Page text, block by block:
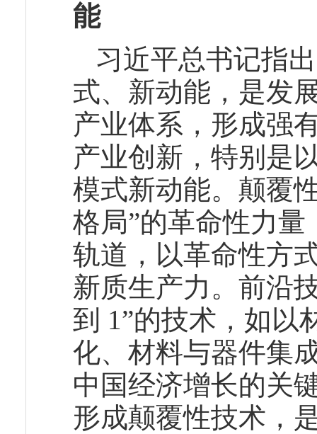
能
习近平总书记指
式、新动能，是发
产业体系，形成强
产业创新，特别是
模式新动能。颠覆
格局”的革命性力
轨道，以革命性方
新质生产力。前沿
到 1”的技术，如以
化、材料与器件集
中国经济增长的关
形成颠覆性技术，